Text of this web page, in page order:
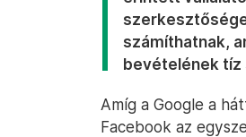
számíthatnak,
bevételének tíz
Amíg a Google a
Facebook az